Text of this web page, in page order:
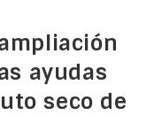
ayudas
seco de